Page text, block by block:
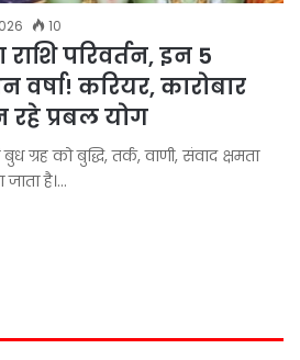
10
परिवर्तन, इन 5
वर्षा! करियर, कारोबार
प्रबल योग
ग्रह को बुद्धि, तर्क, वाणी, संवाद क्षमता
है।…